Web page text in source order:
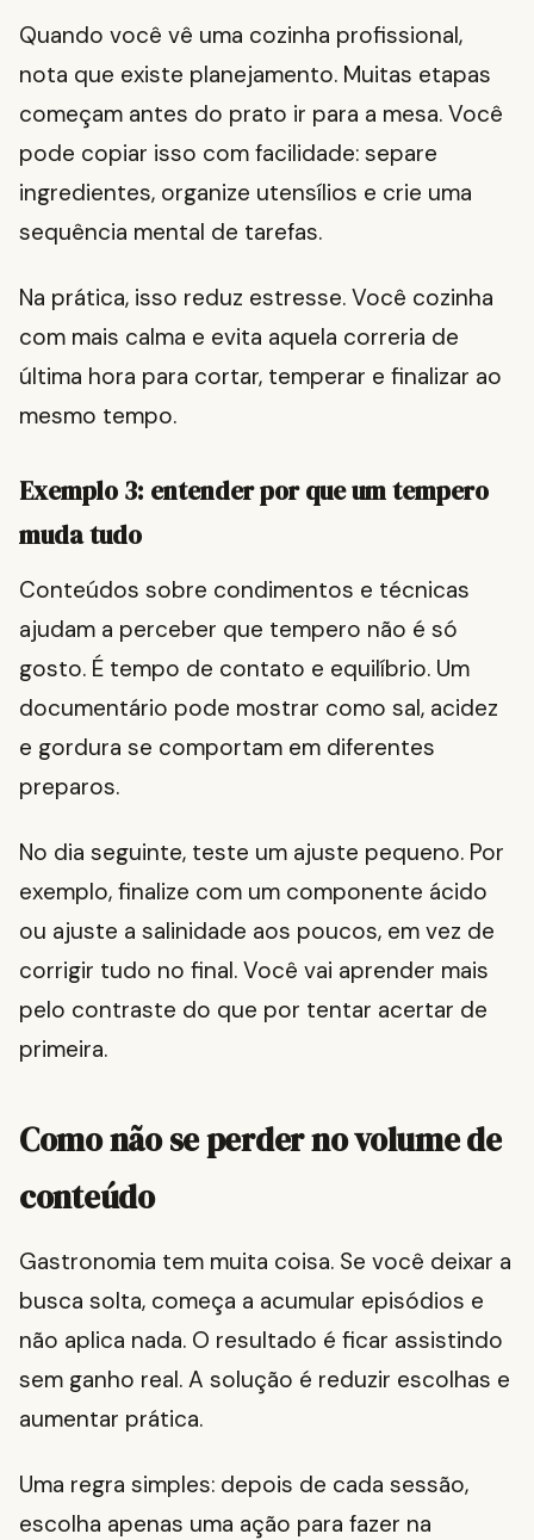
Quando você vê uma cozinha profissional,
nota que existe planejamento. Muitas etapas
começam antes do prato ir para a mesa. Você
pode copiar isso com facilidade: separe
ingredientes, organize utensílios e crie uma
sequência mental de tarefas.
Na prática, isso reduz estresse. Você cozinha
com mais calma e evita aquela correria de
última hora para cortar, temperar e finalizar ao
mesmo tempo.
Exemplo 3: entender por que um tempero
muda tudo
Conteúdos sobre condimentos e técnicas
ajudam a perceber que tempero não é só
gosto. É tempo de contato e equilíbrio. Um
documentário pode mostrar como sal, acidez
e gordura se comportam em diferentes
preparos.
No dia seguinte, teste um ajuste pequeno. Por
exemplo, finalize com um componente ácido
ou ajuste a salinidade aos poucos, em vez de
corrigir tudo no final. Você vai aprender mais
pelo contraste do que por tentar acertar de
primeira.
Como não se perder no volume de
conteúdo
Gastronomia tem muita coisa. Se você deixar a
busca solta, começa a acumular episódios e
não aplica nada. O resultado é ficar assistindo
sem ganho real. A solução é reduzir escolhas e
aumentar prática.
Uma regra simples: depois de cada sessão,
escolha apenas uma ação para fazer na